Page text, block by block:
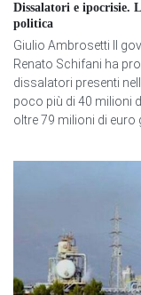
Dissalatori e ipocrisie.
politica
Giulio Ambrosetti Il
Renato Schifani ha
dissalatori presenti
poco più di 40 milioni
oltre 79 milioni di euro